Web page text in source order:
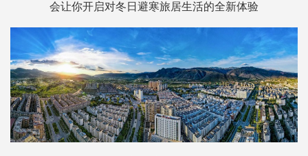
会让你开启对冬日避寒旅居生活的全新体验